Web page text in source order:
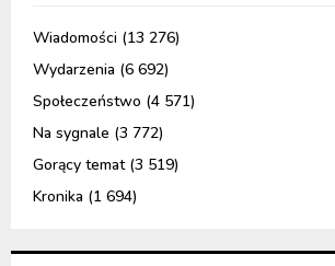
Wiadomości (13 276)
Wydarzenia (6 692)
Społeczeństwo (4 571)
Na sygnale (3 772)
Gorący temat(3 519)
Kronika (1 694)